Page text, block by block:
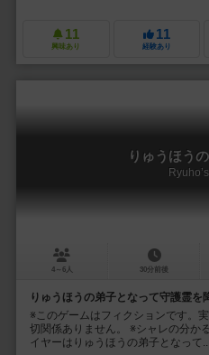
11
興味あり
11
経験あり
りゅうほう
4～6人 30分前後
りゅうほうの弟子となって守護霊を
※このゲームはフィクションです。
切関係ありません。 ※シャレの分か
イヤーはりゅうほうの弟子となって...